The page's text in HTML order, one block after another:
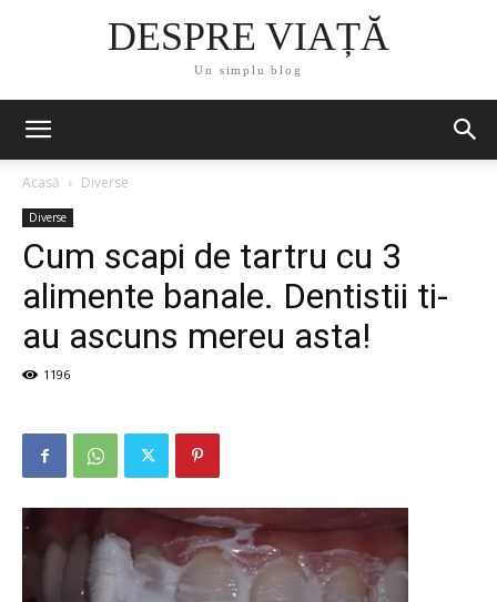
DESPRE VIAȚĂ
Un simplu blog
Acasă Diverse
Diverse
Cum scapi de tartru cu 3
alimente banale. Dentistii ti-
au ascuns mereu asta!
1196